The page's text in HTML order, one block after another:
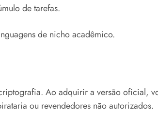
de tarefas.
de nicho acadêmico.
Ao adquirir a versão oficial,
ou revendedores não autorizados.